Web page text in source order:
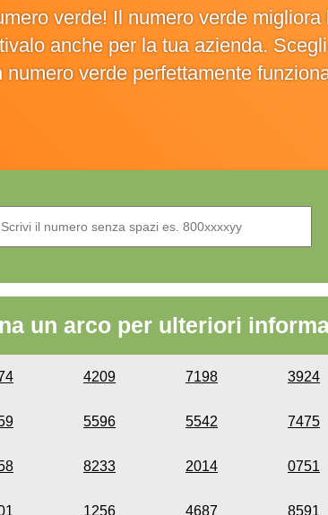
verde! Il numero verde
anche per la tua azienda.
verde perfettamente
un arco per ulteriori
4209 7198 3924
5596 5542 7475
8233 2014 0751
1256 4687 8591